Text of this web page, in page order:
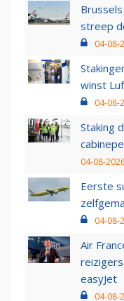
streep
04-08-
winst
04-08-
Staking
04-08-
Eerste
04-08-
Air
reizigers
easyJet
04-08-